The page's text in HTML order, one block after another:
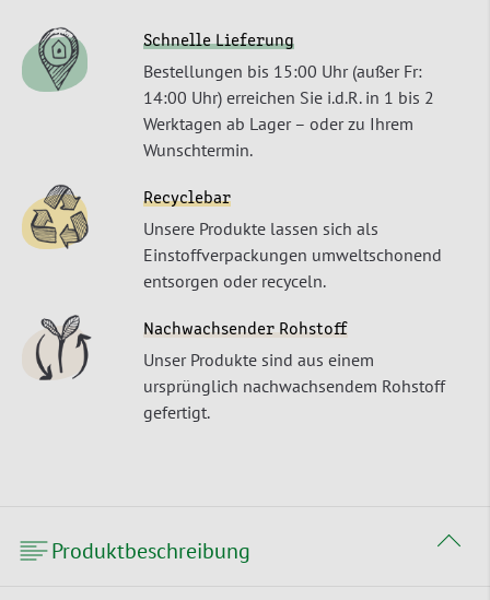
Schnelle Lieferung
Bestellungen bis 15:00 Uhr (außer Fr:
14:00 Uhr) erreichen Sie i.d.R. in 1 bis 2
Werktagen ab Lager – oder zu Ihrem
Wunschtermin.
Recyclebar
Unsere Produkte lassen sich als
Einstoffverpackungen umweltschonend
entsorgen oder recyceln.
Nachwachsender Rohstoff
Unser Produkte sind aus einem
ursprünglich nachwachsendem Rohstoff
gefertigt.
Produktbeschreibung